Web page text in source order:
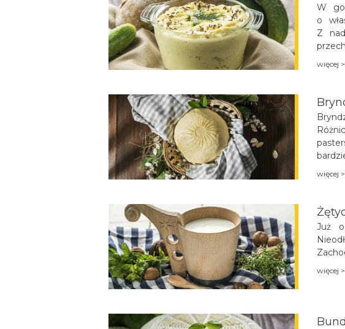
W
o
Z
więcej
więcej
Już
więcej